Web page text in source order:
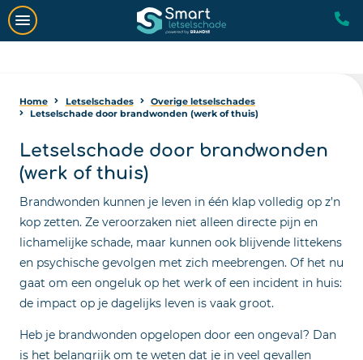
Home Letselschades
Overige letselschades
Letselschade door brandwonden (werk of thuis)
Letselschade door brandwonden
(werk of thuis)
Brandwonden kunnen je leven in één klap volledig op z’n
kop zetten. Ze veroorzaken niet alleen directe pijn en
lichamelijke schade, maar kunnen ook blijvende littekens
en psychische gevolgen met zich meebrengen. Of het nu
gaat om een ongeluk op het werk of een incident in huis:
de impact op je dagelijks leven is vaak groot.
Heb je brandwonden opgelopen door een ongeval? Dan
is het belangrijk om te weten dat je in veel gevallen